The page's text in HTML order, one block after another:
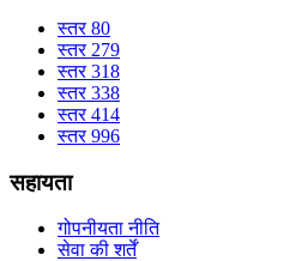
स्तर 80
स्तर 279
स्तर 318
स्तर 338
स्तर 414
स्तर 996
सहायता
गोपनीयता नीति
सेवा की शर्तें